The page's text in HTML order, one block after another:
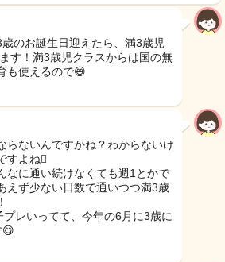
のお誕生日迎えたら、満3歳児
す！満3歳児クラスからは国の無
も使えるので😄
らないんですかね？わからないけ
すよね🫩
なに通い続けなくても週1とかで
えず少ない日数で通いつつ満3歳
レいってて、今年の6月に3歳に
😋